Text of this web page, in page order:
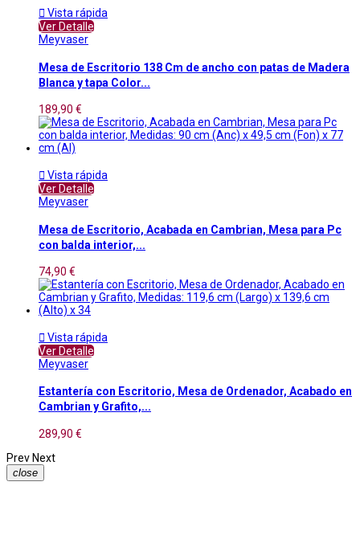
 Vista rápida
Ver Detalle
Meyvaser
Mesa de Escritorio 138 Cm de ancho con patas de Madera
Blanca y tapa Color...
189,90 €
 Vista rápida
Ver Detalle
Meyvaser
Mesa de Escritorio, Acabada en Cambrian, Mesa para Pc
con balda interior,...
74,90 €
 Vista rápida
Ver Detalle
Meyvaser
Estantería con Escritorio, Mesa de Ordenador, Acabado en
Cambrian y Grafito,...
289,90 €
Prev Next
close